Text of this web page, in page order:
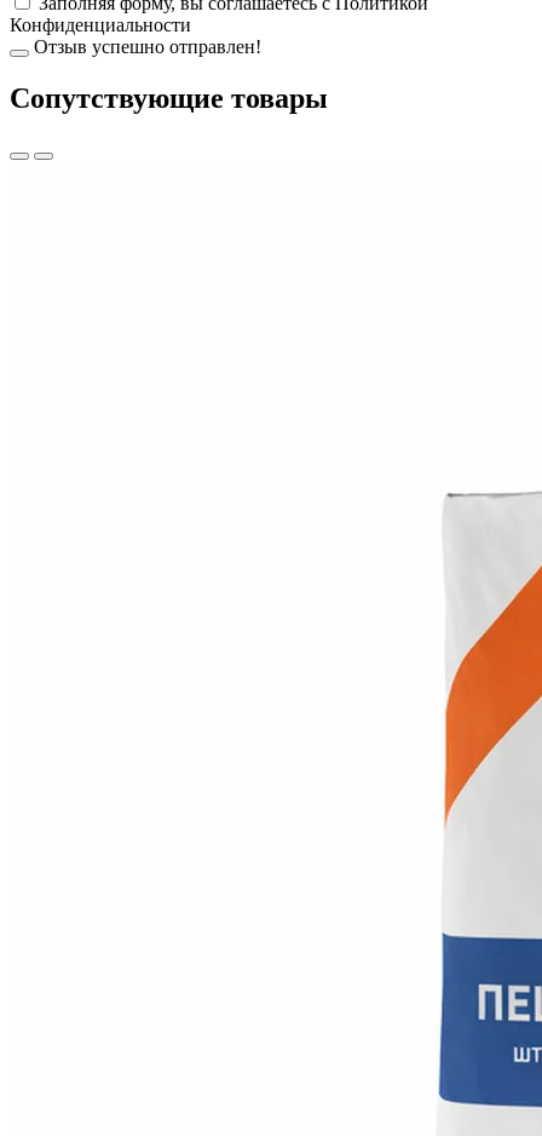
Конфиденциальности
Отзыв успешно отправлен!
Cопутствующие товары